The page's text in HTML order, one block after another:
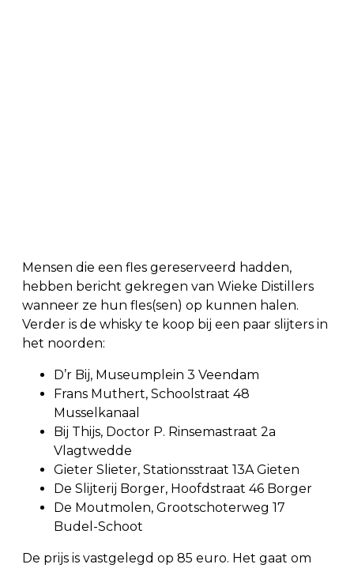
Mensen die een fles gereserveerd hadden,
hebben bericht gekregen van Wieke Distillers
wanneer ze hun fles(sen) op kunnen halen.
Verder is de whisky te koop bij een paar slijters in
het noorden:
D’r Bij, Museumplein 3 Veendam
Frans Muthert, Schoolstraat 48
Musselkanaal
Bij Thijs, Doctor P. Rinsemastraat 2a
Vlagtwedde
Gieter Slieter, Stationsstraat 13A Gieten
De Slijterij Borger, Hoofdstraat 46 Borger
De Moutmolen, Grootschoterweg 17
Budel-Schoot
De prijs is vastgelegd op 85 euro. Het gaat om